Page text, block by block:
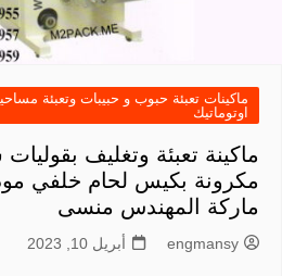
ماكينات تعبئة حبوب و حبيبات وتعبئة
اوتوماتيك
ماكينة تعبئة وتغليف
ماركة المهندس منسى
engmansy أبريل 10, 2023